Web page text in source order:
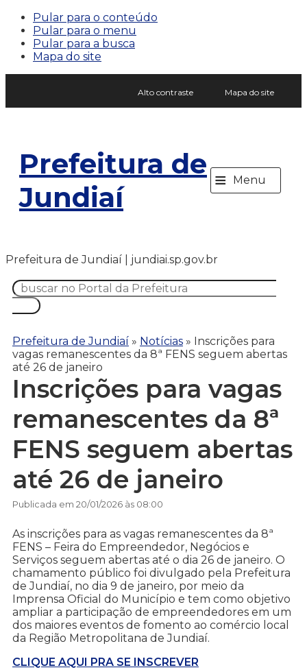
Pular para o conteúdo
Pular para o menu
Pular para a busca
Mapa do site
Alto contraste Mapa do site
Prefeitura de
Jundiaí
≡ Menu
Prefeitura de Jundiaí | jundiai.sp.gov.br
Prefeitura de Jundiaí » Notícias » Inscrições para
vagas remanescentes da 8ª FENS seguem abertas
até 26 de janeiro
Inscrições para vagas
remanescentes da 8ª
FENS seguem abertas
até 26 de janeiro
Publicada em 20/01/2026 às 08:00
As inscrições para as vagas remanescentes da 8ª
FENS – Feira do Empreendedor, Negócios e
Serviços seguem abertas até o dia 26 de janeiro. O
chamamento público foi divulgado pela Prefeitura
de Jundiaí, no dia 9 de janeiro, por meio da
Imprensa Oficial do Município e tem como objetivo
ampliar a participação de empreendedores em um
dos maiores eventos de fomento ao comércio local
da Região Metropolitana de Jundiaí.
CLIQUE AQUI PRA SE INSCREVER